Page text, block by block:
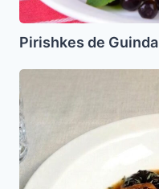
Pirishkes de Guinda
Pollo
con
Ciruelas
Pasas